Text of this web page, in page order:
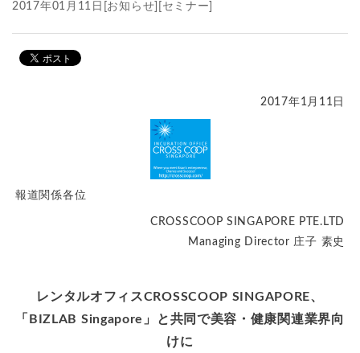
2017年01月11日 [お知らせ] [セミナー]
2017年1月11日
報道関係各位
CROSSCOOP SINGAPORE PTE.LTD
Managing Director 庄子 素史
レンタルオフィスCROSSCOOP SINGAPORE、
「BIZLAB Singapore」と共同で美容・健康関連業界向
けに